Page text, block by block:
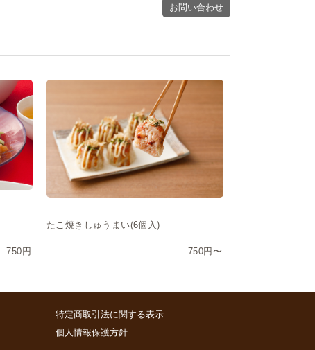
お問い合わせ
750円
たこ焼きしゅうまい(6個入)
750円〜
特定商取引法に関する表示
個人情報保護方針